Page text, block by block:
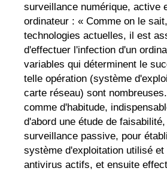
surveillance numérique, active
ordinateur : « Comme on le
technologies actuelles, il est
d'effectuer l'infection d'un
variables qui déterminent le
telle opération (système
carte réseau) sont
comme d'habitude,
d'abord une étude de
surveillance passive, pour
système d'exploitation utilisé et
antivirus actifs, et ensuite